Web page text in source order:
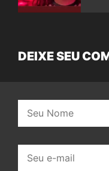
DEIXE SEU
mail: